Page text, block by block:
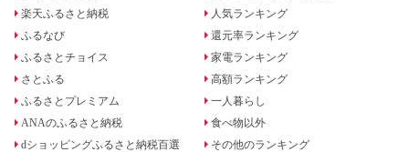
楽天ふるさと納税
ふるなび
ふるさとチョイス
さとふる
ふるさとプレミアム
ANAのふるさと納税
dショッピングふるさと納税百選
人気ランキング
還元率ランキング
家電ランキング
高額ランキング
一人暮らし
食べ物以外
その他のランキング